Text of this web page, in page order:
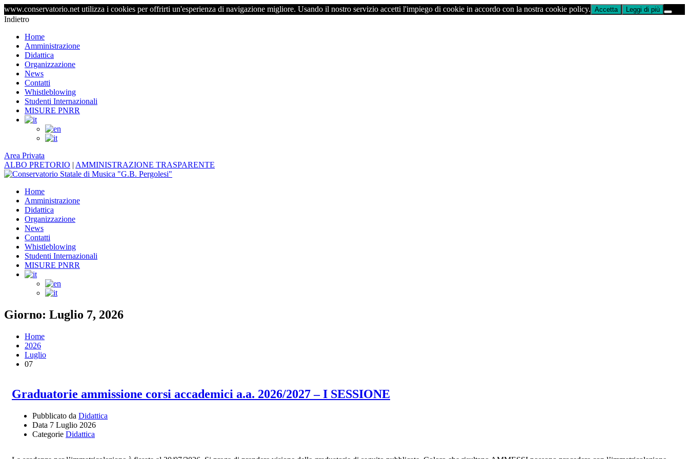
www.conservatorio.net utilizza i cookies per offrirti un'esperienza di navigazione migliore. Usando il nostro servizio accetti l'impiego di cookie in accordo con la nostra cookie policy. Accetta Leggi di più
Indietro
Home
Amministrazione
Didattica
Organizzazione
News
Contatti
Whistleblowing
Studenti Internazionali
MISURE PNRR
Area Privata
ALBO PRETORIO | AMMINISTRAZIONE TRASPARENTE
Home
Amministrazione
Didattica
Organizzazione
News
Contatti
Whistleblowing
Studenti Internazionali
MISURE PNRR
Giorno: Luglio 7, 2026
Home
2026
Luglio
07
Graduatorie ammissione corsi accademici a.a. 2026/2027 – I SESSIONE
Pubblicato da Didattica
Data 7 Luglio 2026
Categorie Didattica